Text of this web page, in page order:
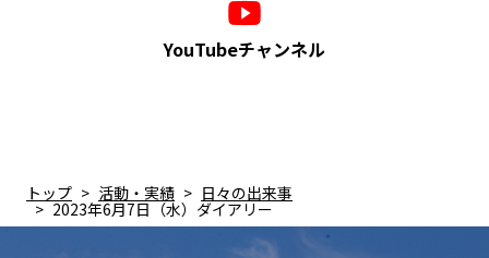
YouTubeチャンネル
トップ 活動・実績 日々の出来事
2023年6月7日（水）ダイアリー